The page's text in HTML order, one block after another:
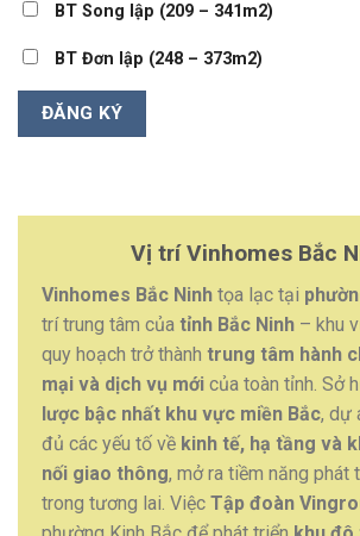
BT Song lập (209 – 341m2)
BT Đơn lập (248 – 373m2)
Vị trí Vinhomes Bắc
Vinhomes Bắc Ninh tọa lạc tại
trí trung tâm của tỉnh Bắc Ninh – khu
quy hoạch trở thành trung tâm hành
mại và dịch vụ mới của toàn tỉnh. Sở
lược bậc nhất khu vực miền Bắc, dự
đủ các yếu tố về kinh tế, hạ tầng và
nối giao thông, mở ra tiềm năng phát
trong tương lai. Việc Tập đoàn